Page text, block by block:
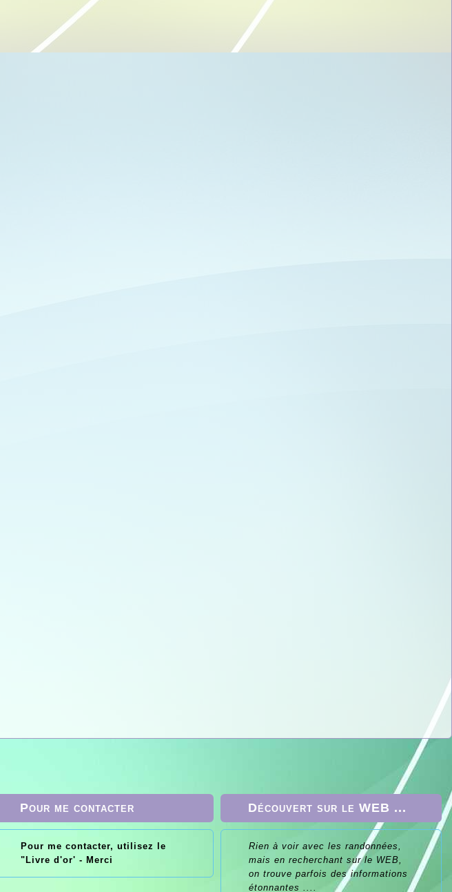
Vélo : 2
Pour me contacter
Pour me contacter, utilisez le
"Livre d'or' - Merci
Découvert sur le WEB ...
Rien à voir avec les randonnées,
mais en recherchant sur le WEB,
on trouve parfois des informations
étonnantes ....